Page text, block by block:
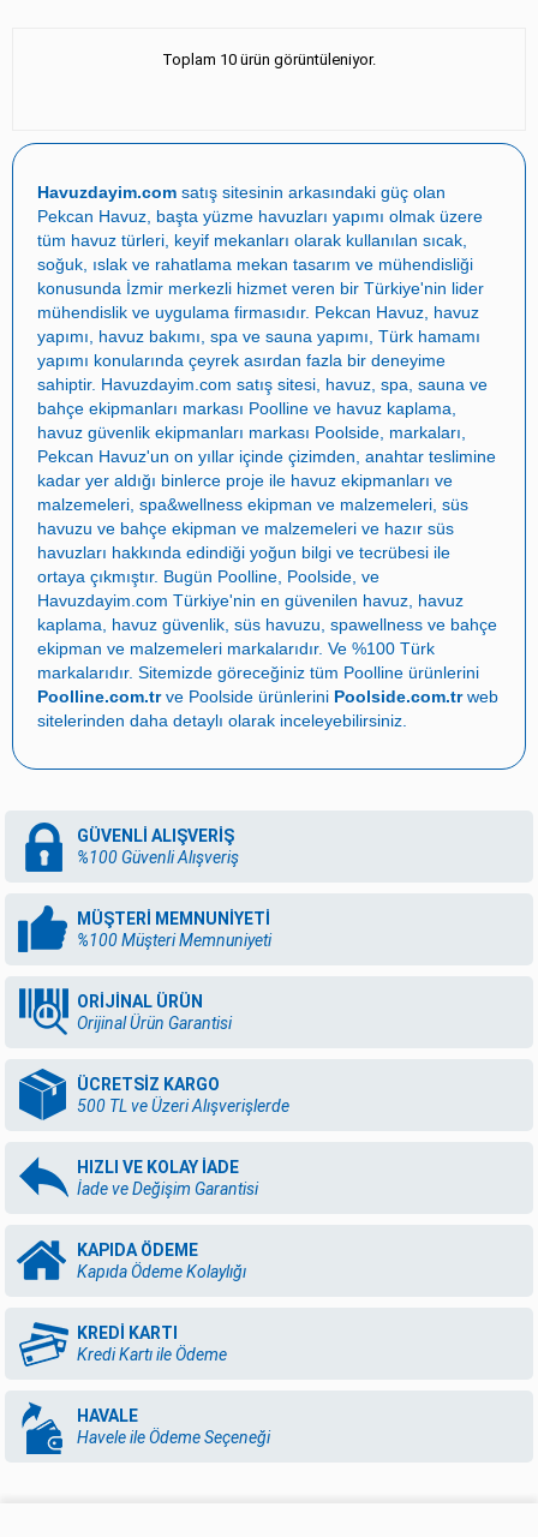
Toplam 10 ürün görüntüleniyor.
Havuzdayim.com satış sitesinin arkasındaki güç olan
Pekcan Havuz , başta yüzme havuzları yapımı olmak üzere
tüm havuz türleri, keyif mekanları olarak kullanılan sıcak,
soğuk, ıslak ve rahatlama mekan tasarım ve mühendisliği
konusunda İzmir merkezli hizmet veren bir Türkiye'nin lider
mühendislik ve uygulama firmasıdır. Pekcan Havuz havuz
yapımı
havuz bakımı spa ve sauna yapımı Türk hamamı
yapımı konularında çeyrek asırdan fazla bir deneyime
sahiptir. Havuzdayim.com satış sitesi, havuz, spa, sauna ve
bahçe ekipmanları markası Poolline ve havuz kaplama,
havuz güvenlik ekipmanları markası Poolside , markaları,
Pekcan Havuz'un on yıllar içinde çizimden, anahtar teslimine
kadar yer aldığı binlerce proje ile havuz ekipmanları ve
malzemeleri spa&wellness ekipman ve malzemeleri süs
havuzu ve bahçe ekipman ve malzemeleri ve hazır süs
havuzları hakkında edindiği yoğun bilgi ve tecrübesi ile
ortaya çıkmıştır. Bugün Poolline Poolside , ve
Havuzdayim.com Türkiye'nin en güvenilen havuz havuz
kaplama
havuz güvenlik süs havuzu spawellness ve bahçe
ekipman ve malzemeleri markalarıdır. Ve %100 Türk
markalarıdır. Sitemizde göreceğiniz tüm Poolline ürünlerini
Poolline.com.trve Poolside ürünlerini Poolside.com.trweb
sitelerinden daha detaylı olarak inceleyebilirsiniz.
GÜVENLİ ALIŞVERİŞ
%100 Güvenli Alışveriş
MÜŞTERİ MEMNUNİYETİ
%100 Müşteri Memnuniyeti
ORİJİNAL ÜRÜN
Orijinal Ürün Garantisi
ÜCRETSİZ KARGO
500 TL ve Üzeri Alışverişlerde
HIZLI VE KOLAY İADE
İade ve Değişim Garantisi
KAPIDA ÖDEME
Kapıda Ödeme Kolaylığı
KREDİ KARTI
Kredi Kartı ile Ödeme
HAVALE
Havele ile Ödeme Seçeneği